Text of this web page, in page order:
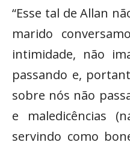
“Esse tal de Allan
marido
intimidade, não
passando e,
sobre nós não
e maledicências
servindo como